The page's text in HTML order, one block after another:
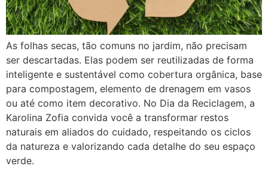
As folhas secas, tão comuns no jardim, não precisam
ser descartadas. Elas podem ser reutilizadas de forma
inteligente e sustentável como cobertura orgânica, base
para compostagem, elemento de drenagem em vasos
ou até como item decorativo. No Dia da Reciclagem, a
Karolina Zofia convida você a transformar restos
naturais em aliados do cuidado, respeitando os ciclos
da natureza e valorizando cada detalhe do seu espaço
verde.